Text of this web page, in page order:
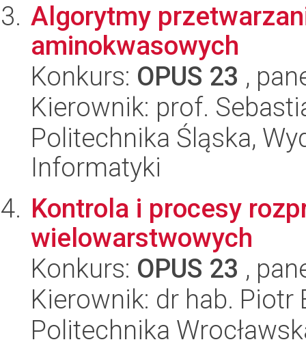
Algorytmy
aminokwasowych
Konkurs: OPUS 23 ,
Kierownik: prof.
Politechnika Śląska,
Informatyki
Kontrola i procesy
wielowarstwowych
Konkurs: OPUS 23 ,
Kierownik: dr hab. Piotr
Politechnika